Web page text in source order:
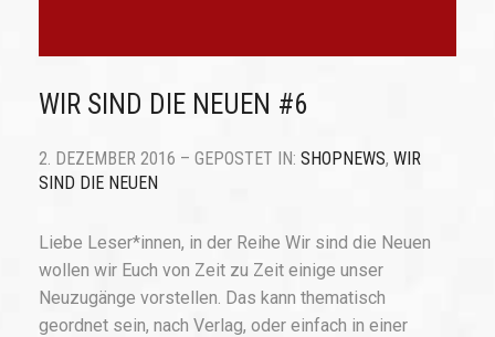
WIR SIND DIE NEUEN #6
2. DEZEMBER 2016 – GEPOSTET IN: SHOPNEWS, WIR
SIND DIE NEUEN
Liebe Leser*innen, in der Reihe Wir sind die Neuen
wollen wir Euch von Zeit zu Zeit einige unser
Neuzugänge vorstellen. Das kann thematisch
geordnet sein, nach Verlag, oder einfach in einer